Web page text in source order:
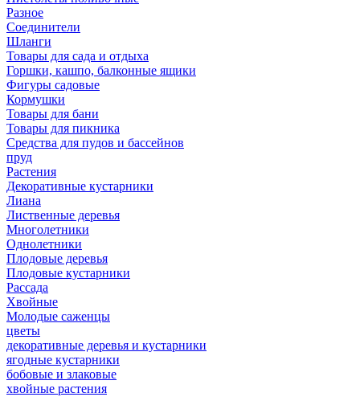
Разное
Соединители
Шланги
Товары для сада и отдыха
Горшки, кашпо, балконные ящики
Фигуры садовые
Кормушки
Товары для бани
Товары для пикника
Средства для пудов и бассейнов
пруд
Растения
Декоративные кустарники
Лиана
Лиственные деревья
Многолетники
Однолетники
Плодовые деревья
Плодовые кустарники
Рассада
Хвойные
Молодые саженцы
цветы
декоративные деревья и кустарники
ягодные кустарники
бобовые и злаковые
хвойные растения